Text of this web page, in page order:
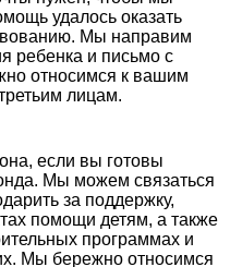
удалось оказать
Мы направим
ребенка и письмо с
относимся к вашим
лицам.
если вы готовы
Мы можем связаться
за поддержку,
помощи детям, а также
программах и
Мы бережно относимся